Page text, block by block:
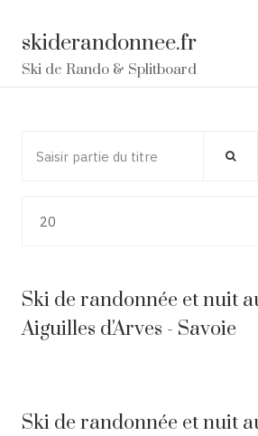
skiderandonnee.fr
Ski de Rando & Splitboard
Ski de randonnée et nuit
Aiguilles d'Arves - Savoie
Ski de randonnée et nuit